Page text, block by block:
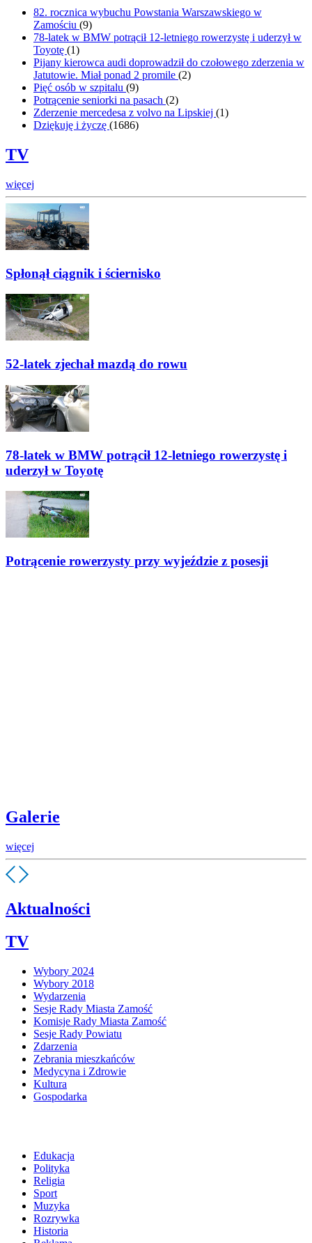
82. rocznica wybuchu Powstania Warszawskiego w
Zamościu (9)
78-latek w BMW potrącił 12-letniego rowerzystę i uderzył w
Toyotę (1)
Pijany kierowca audi doprowadził do czołowego zderzenia w
Jatutowie. Miał ponad 2 promile (2)
Pięć osób w szpitalu (9)
Potrącenie seniorki na pasach (2)
Zderzenie mercedesa z volvo na Lipskiej (1)
Dziękuję i życzę (1686)
TV
więcej
Spłonął ciągnik i ściernisko
52-latek zjechał mazdą do rowu
78-latek w BMW potrącił 12-letniego rowerzystę i
uderzył w Toyotę
Potrącenie rowerzysty przy wyjeździe z posesji
Galerie
więcej
Aktualności
TV
Wybory 2024
Wybory 2018
Wydarzenia
Sesje Rady Miasta Zamość
Komisje Rady Miasta Zamość
Sesje Rady Powiatu
Zdarzenia
Zebrania mieszkańców
Medycyna i Zdrowie
Kultura
Gospodarka
Edukacja
Polityka
Religia
Sport
Muzyka
Rozrywka
Historia